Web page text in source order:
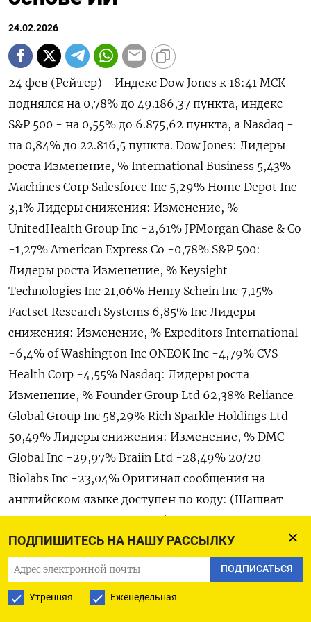
ПОДПИШИТЕСЬ НА НАШУ РАССЫЛКУ
ПОДПИСАТЬСЯ
Утренняя Еженедельная
24.02.2026
24 фев (Рейтер) - Индекс Dow Jones к 18:41 МСК
‌поднялся на 0,78% до 49.186,37 пункта, индекс
S&P ​500 - ​на ​0,55% до ⁠6.875,62 пункта, ‌а Nasdaq -
‌на 0,84% до 22.816,5 пункта. Dow ​Jones: Лидеры
роста Изменение, % International Business 5,43%
Machines ‌Corp Salesforce Inc 5,29% Home Depot ​Inc
3,1% Лидеры снижения: Изменение, %
UnitedHealth Group ‌Inc -2,61% JPMorgan Chase & Co
-1,27% American Express Co -0,78% S&P 500:
Лидеры роста Изменение, % Keysight ​
Technologies Inc 21,06% Henry ​Schein ‌Inc 7,15%
Factset Research Systems 6,85% Inc Лидеры ​
снижения: Изменение, % Expeditors International
-6,4% of Washington Inc ONEOK Inc -4,79% CVS
Health Corp -4,55% Nasdaq: Лидеры роста
Изменение, % Founder Group Ltd 62,38% Reliance
Global Group Inc 58,29% Rich Sparkle Holdings ​Ltd
50,49% Лидеры ⁠снижения: Изменение, % DMC
Global Inc -29,97% Braiin Ltd -28,49% 20/20
Biolabs ‌Inc -23,04% Оригинал сообщения на
‌английском языке доступен по ​коду: (Шашват
Чаухан и ‌Раджини Матхур)
ПОДПИСАТЬСЯ НА ТЕЛЕГРАМ